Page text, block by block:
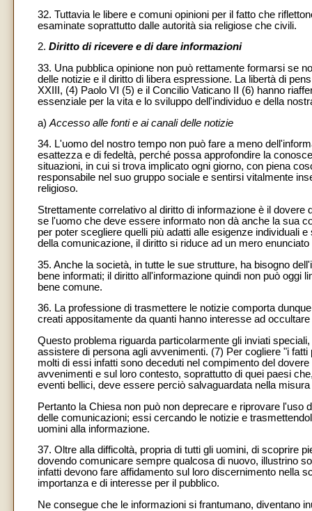
32. Tuttavia le libere e comuni opinioni per il fatto che
esaminate soprattutto dalle autorità sia religiose che civili.
2. Diritto di ricevere e di dare informazioni
33. Una pubblica opinione non può rettamente formarsi se
delle notizie e il diritto di libera espressione. La libertà di
XXIII, (4) Paolo VI (5) e il Concilio Vaticano II (6) hanno
essenziale per la vita e lo sviluppo dell'individuo e della
a) Accesso alle fonti e ai canali delle notizie
34. L'uomo del nostro tempo non può fare a meno
esattezza e di fedeltà, perché possa approfondire la
situazioni, in cui si trova implicato ogni giorno, con piena
responsabile nel suo gruppo sociale e sentirsi vitalmente
religioso.
Strettamente correlativo al diritto di informazione è il
se l'uomo che deve essere informato non dà anche la sua
per poter scegliere quelli più adatti alle esigenze individuali
della comunicazione, il diritto si riduce ad un mero enunciato
35. Anche la società, in tutte le sue strutture, ha bisogno
bene informati; il diritto all'informazione quindi non può
bene comune.
36. La professione di trasmettere le notizie comporta
creati appositamente da quanti hanno interesse ad
Questo problema riguarda particolarmente gli inviati
assistere di persona agli avvenimenti. (7) Per cogliere "i
molti di essi infatti sono deceduti nel compimento del
avvenimenti e sul loro contesto, soprattutto di quei paesi
eventi bellici, deve essere perciò salvaguardata nella
Pertanto la Chiesa non può non deprecare e riprovare
delle comunicazioni; essi cercando le notizie e
uomini alla informazione.
37. Oltre alla difficoltà, propria di tutti gli uomini, di scoprire
dovendo comunicare sempre qualcosa di nuovo, illustrino
infatti devono fare affidamento sul loro discernimento nella
importanza e di interesse per il pubblico.
Ne consegue che le informazioni si frantumano, diventano